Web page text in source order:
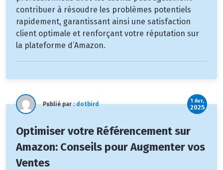
contribuer à résoudre les problèmes potentiels
rapidement, garantissant ainsi une satisfaction
client optimale et renforçant votre réputation sur
la plateforme d’Amazon.
Publié par :dotbird 1 Avr,
2025
Optimiser votre Référencement sur
Amazon: Conseils pour Augmenter vos
Ventes